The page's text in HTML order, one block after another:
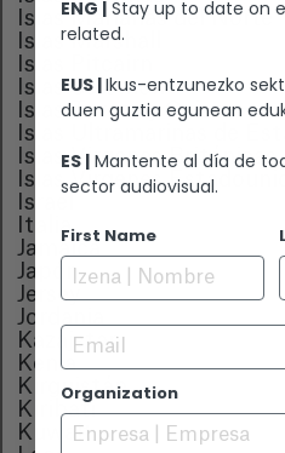
Islas Marianas del Norte
Islas Marshall
Islas Pitcairn
Islas Salomon
Islas Turcas y Caicos
Islas Ultramarinas de
Islas Virgenes Británicas
Islas Virgenes
Israel
Italia
Jamaica
Japón
Jersey
Jordania
Kazajstan
Kenia
Kirguistán
Kiribati
Kuwait
ENG | Stay up to date on
related.
EUS |Ikus-entzunezko
duen guztia egunean
ES | Mantente al día de
sector audiovisual.
First Name
Email
Organization